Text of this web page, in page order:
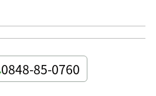
0848-85-0760